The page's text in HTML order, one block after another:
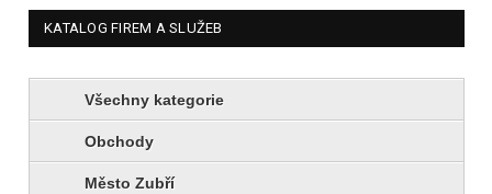
KATALOG FIREM A SLUŽEB
Všechny kategorie
Obchody
Město Zubří